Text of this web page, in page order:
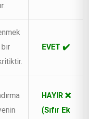
bir
EVET ✔️
HAYIR ❌
(Sıfır Ek